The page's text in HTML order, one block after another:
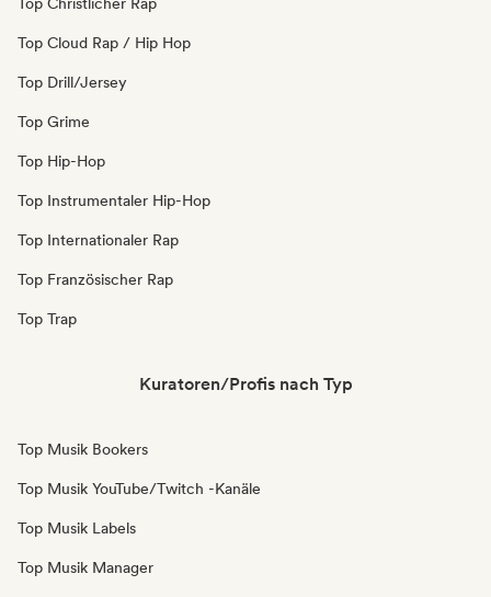
Top Cloud Rap / Hip Hop
Top Drill/Jersey
Top Grime
Top Hip-Hop
Top Instrumentaler Hip-Hop
Top Internationaler Rap
Top Französischer Rap
Top Trap
Kuratoren/Profis nach Typ
Top Musik Bookers
Top Musik YouTube/Twitch -Kanäle
Top Musik Labels
Top Musik Manager